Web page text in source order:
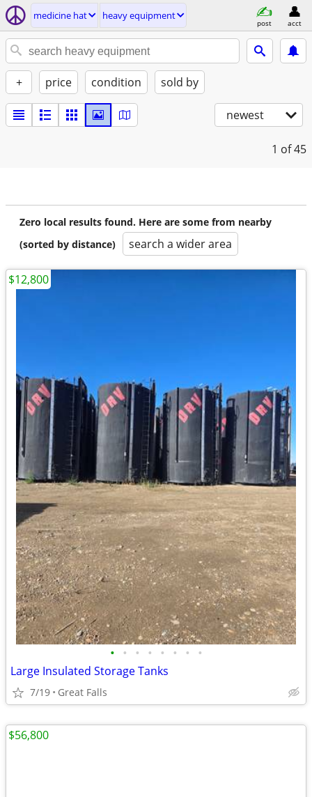
medicine hat heavy equipment
post acct
+ price condition sold by
newest
1 of 45
Zero local results found. Here are some from nearby
(sorted by distance)
search a wider area
• • • • • • • •
Large Insulated Storage Tanks
7/19 Great Falls
$12,800
$56,800